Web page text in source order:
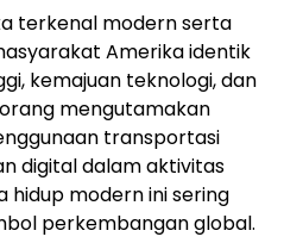
terkenal modern serta
Amerika identik
kemajuan teknologi, dan
mengutamakan
transportasi
digital dalam aktivitas
hidup modern ini sering
perkembangan global.